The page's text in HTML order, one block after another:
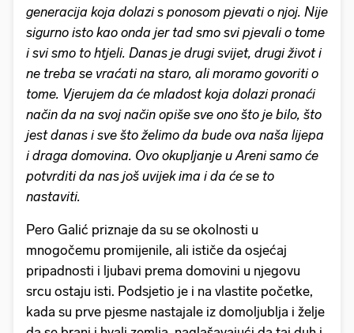
generacija koja dolazi s ponosom pjevati o njoj. Nije
sigurno isto kao onda jer tad smo svi pjevali o tome
i svi smo to htjeli. Danas je drugi svijet, drugi život i
ne treba se vraćati na staro, ali moramo govoriti o
tome. Vjerujem da će mladost koja dolazi pronaći
način da na svoj način opiše sve ono što je bilo, što
jest danas i sve što želimo da bude ova naša lijepa
i draga domovina. Ovo okupljanje u Areni samo će
potvrditi da nas još uvijek ima i da će se to
nastaviti.
Pero Galić priznaje da su se okolnosti u
mnogočemu promijenile, ali ističe da osjećaj
pripadnosti i ljubavi prema domovini u njegovu
srcu ostaju isti. Podsjetio je i na vlastite početke,
kada su prve pjesme nastajale iz domoljublja i želje